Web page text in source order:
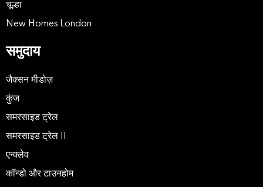
चूल्हा
New Homes London
समुदाय
जैक्सन मीडोज़
कुंज
समरसाइड ट्रेल
समरसाइड ट्रेल II
एन्क्लेव
कॉन्डो और टाउनहोम